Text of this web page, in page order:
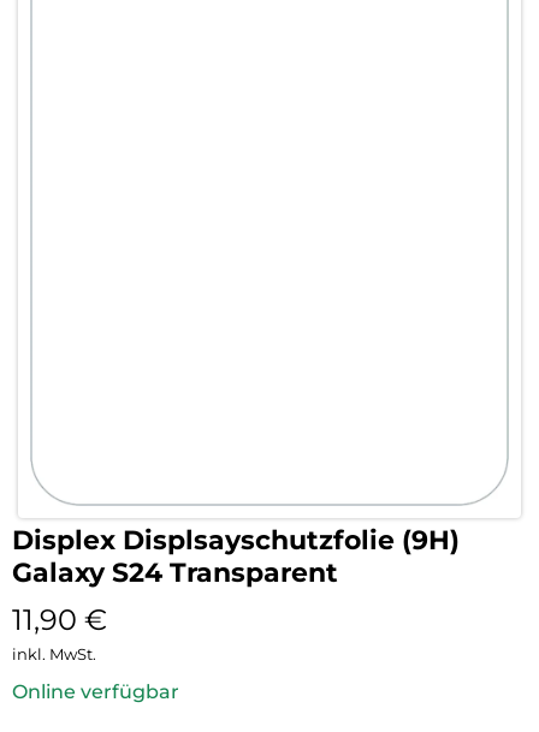
Displex Displsayschutzfolie (9H)
Galaxy S24 Transparent
11,90 €
inkl. MwSt.
Online verfügbar